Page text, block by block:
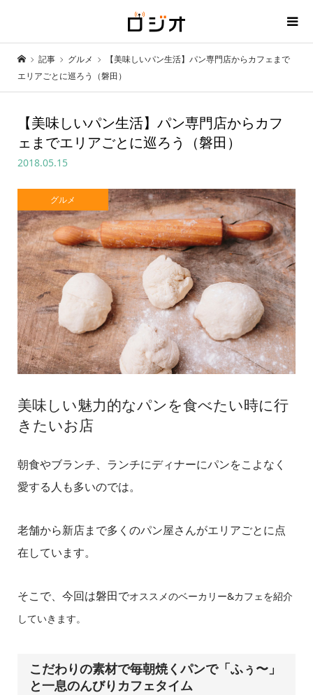
記事 グルメ
【美味しいパン生活】パン専門店からカフェまで
エリアごとに巡ろう（磐田）
【美味しいパン生活】パン専門店からカフ
ェまでエリアごとに巡ろう（磐田）
2018.05.15
グルメ
美味しい魅力的なパンを食べたい時に行
きたいお店
朝食やブランチ、ランチにディナーにパンをこよなく
愛する人も多いのでは。
老舗から新店まで多くのパン屋さんがエリアごとに点
在しています。
そこで、今回は磐田でオススメのベーカリー&カフェを紹介
していきます。
こだわりの素材で毎朝焼くパンで「ふぅ〜」
と一息のんびりカフェタイム